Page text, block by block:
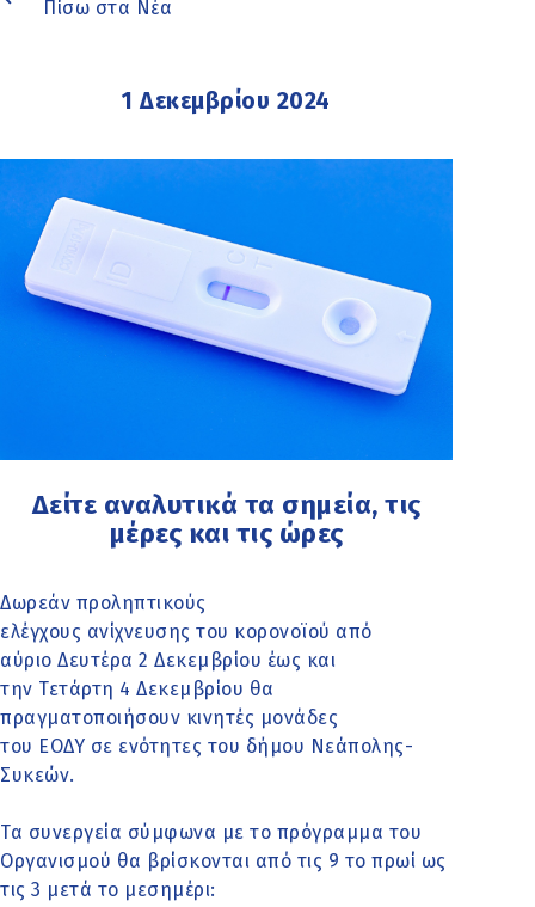
Πίσω στα Νέα
1 Δεκεμβρίου 2024
Δείτε αναλυτικά τα σημεία, τις
μέρες και τις ώρες
Δωρεάν προληπτικούς
ελέγχους ανίχνευσης του κορονοϊού από
αύριο Δευτέρα 2 Δεκεμβρίου έως και
την Τετάρτη 4 Δεκεμβρίου θα
πραγματοποιήσουν κινητές μονάδες
του ΕΟΔΥ σε ενότητες του δήμου Νεάπολης-
Συκεών.
Τα συνεργεία σύμφωνα με το πρόγραμμα του
Οργανισμού θα βρίσκονται από τις 9 το πρωί ως
τις 3 μετά το μεσημέρι: